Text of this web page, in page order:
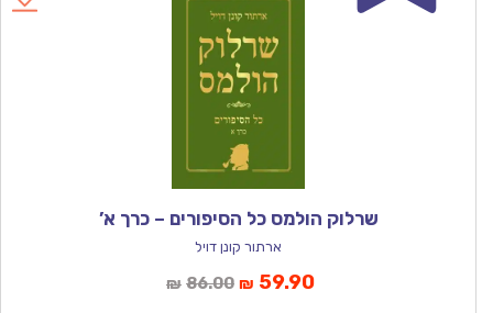
שרלוק הולמס כל הסיפורים – כרך א’
ארתור קונן דויל
₪ 86.00המחיר
₪ 59.90המחיר